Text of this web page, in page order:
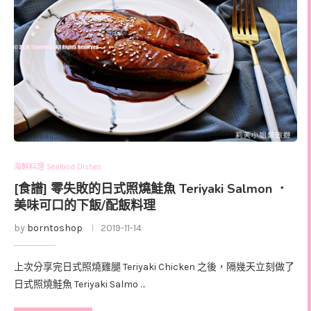
海鮮料理 Seafood Dishes
[食譜] 零失敗的日式照燒鮭魚 Teriyaki Salmon ．
美味可口的下飯/配飯料理
by borntoshop 2019-11-14
上次分享完日式照燒雞腿 Teriyaki Chicken 之後，隔幾天立刻做了
日式照燒鮭魚 Teriyaki Salmo …